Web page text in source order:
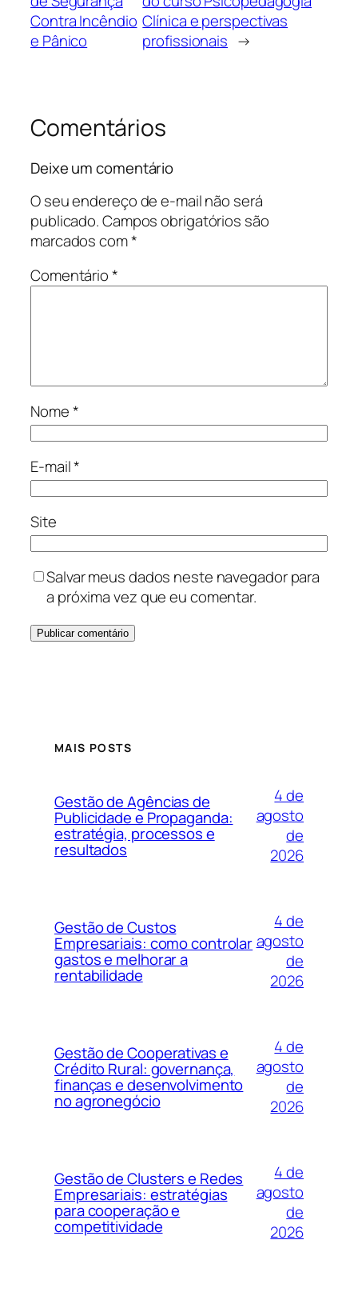
Contra Incêndio
e Pânico
Clínica e perspectivas
profissionais →
Comentários
Deixe um comentário
O seu endereço de e-mail não será
publicado.Campos obrigatórios são
marcados com*
Comentário*
Nome*
E-mail*
Site
Salvar meus dados neste navegador para
a próxima vez que eu comentar.
MAIS POSTS
Gestão de Agências de
Publicidade e Propaganda:
estratégia, processos e
resultados
4 de
agosto
de
2026
Gestão de Custos
Empresariais: como controlar
gastos e melhorar a
rentabilidade
4 de
agosto
de
2026
Gestão de Cooperativas e
Crédito Rural: governança,
finanças e desenvolvimento
no agronegócio
4 de
agosto
de
2026
Gestão de Clusters e Redes
Empresariais: estratégias
para cooperação e
competitividade
4 de
agosto
de
2026